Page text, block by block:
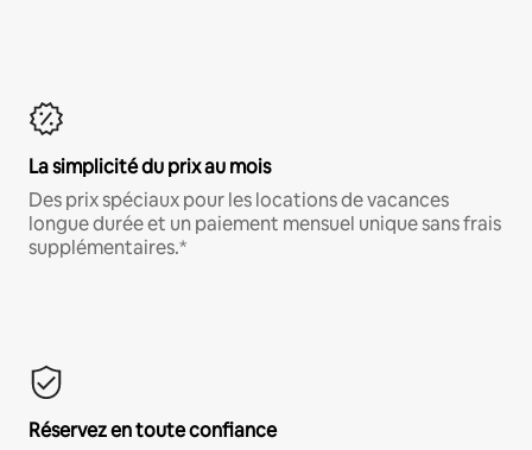
La simplicité du prix au mois
Des prix spéciaux pour les locations de vacances
longue durée et un paiement mensuel unique sans frais
supplémentaires.*
Réservez en toute confiance